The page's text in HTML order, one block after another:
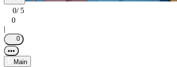
0/ 5
0
|
0
•••
Main